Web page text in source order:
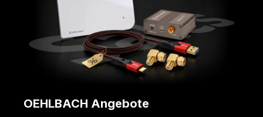
OEHLBACH Angebote